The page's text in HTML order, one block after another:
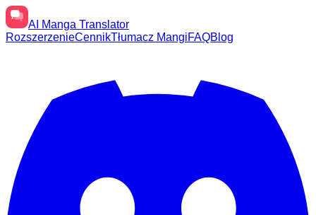
AI Manga Translator
RozszerzenieCennikTłumacz MangiFAQBlog